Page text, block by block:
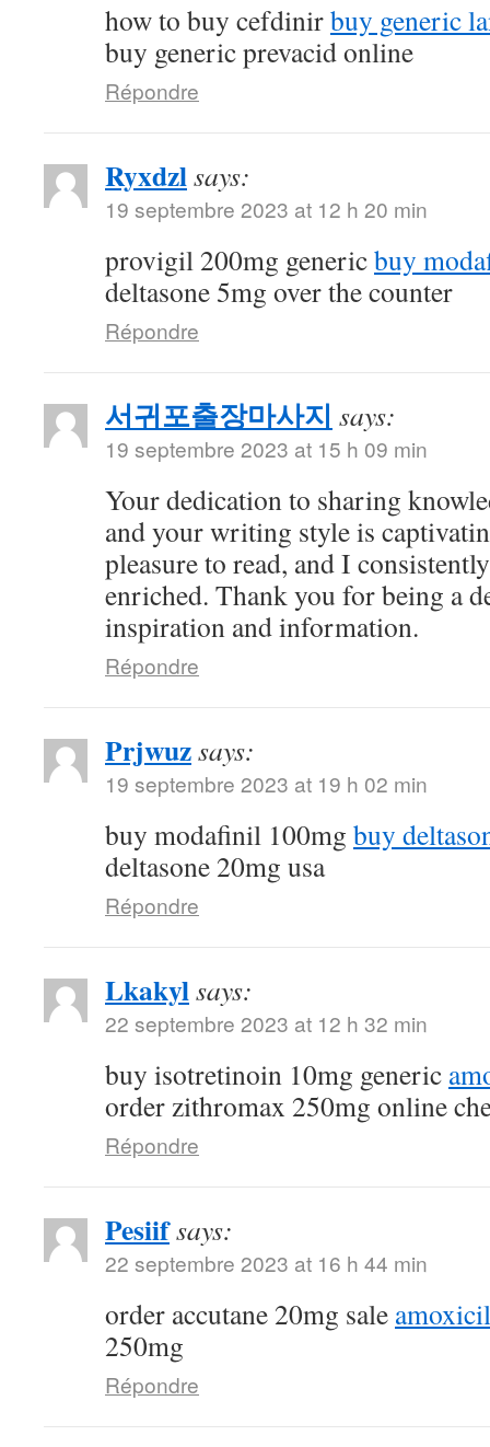
how to buy cefdinirbuy generic
buy generic prevacid online
Répondre
Ryxdzlsays:
19 septembre 2023 at 12 h 20 min
provigil 200mg genericbuy
deltasone 5mg over the counter
Répondre
서귀포출장마사지 says:
19 septembre 2023 at 15 h 09 min
Your dedication to sharing
and your writing style is
pleasure to read, and I
enriched. Thank you for being a
inspiration and information.
Répondre
Prjwuzsays:
19 septembre 2023 at 19 h 02 min
buy modafinil 100mg buy
deltasone 20mg usa
Répondre
Lkakylsays:
22 septembre 2023 at 12 h 32 min
buy isotretinoin 10mg generic
order zithromax 250mg online
Répondre
Pesiifsays:
22 septembre 2023 at 16 h 44 min
order accutane 20mg sale
250mg
Répondre